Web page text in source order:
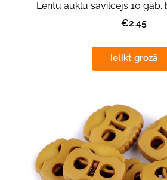
Lentu auklu savilcējs 10 gab.
€2.45
Ielikt grozā